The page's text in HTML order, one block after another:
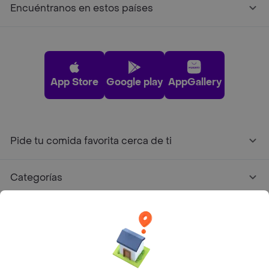
Encuéntranos en estos países
App Store Google play AppGallery
Pide tu comida favorita cerca de ti
Categorías